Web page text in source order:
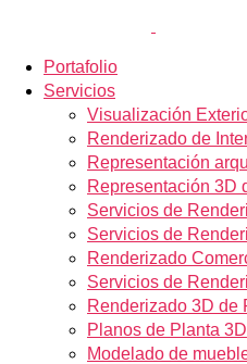
Portafolio
Servicios
Visualización
Renderizado de
Representación
Representación 3D
Servicios de
Servicios de
Renderizado
Servicios de
Renderizado 3D de
Planos de Planta 3D
Modelado de